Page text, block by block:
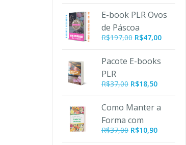
original
R$197,00.
atual
R$47,00.
E-book PLR Ovos
de Páscoa
R$197,00 O
original
R$197,00.
R$47,00O
Pacote E-books
PLR
Emagrecimento
R$37,00 R$18,50
Como Manter a
Forma com
Alimentos
R$37,00 O
R$10,90O